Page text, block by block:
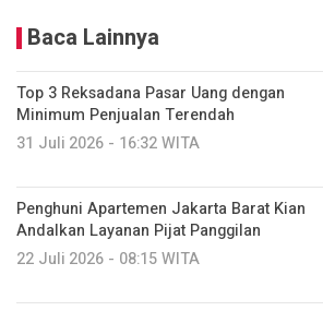
Baca Lainnya
Top 3 Reksadana Pasar Uang dengan
Minimum Penjualan Terendah
31 Juli 2026 - 16:32 WITA
Penghuni Apartemen Jakarta Barat Kian
Andalkan Layanan Pijat Panggilan
22 Juli 2026 - 08:15 WITA